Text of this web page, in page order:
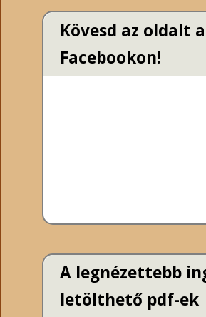
Kövesd az oldalt a
Facebookon!
A legnézettebb
letölthető pdf-ek